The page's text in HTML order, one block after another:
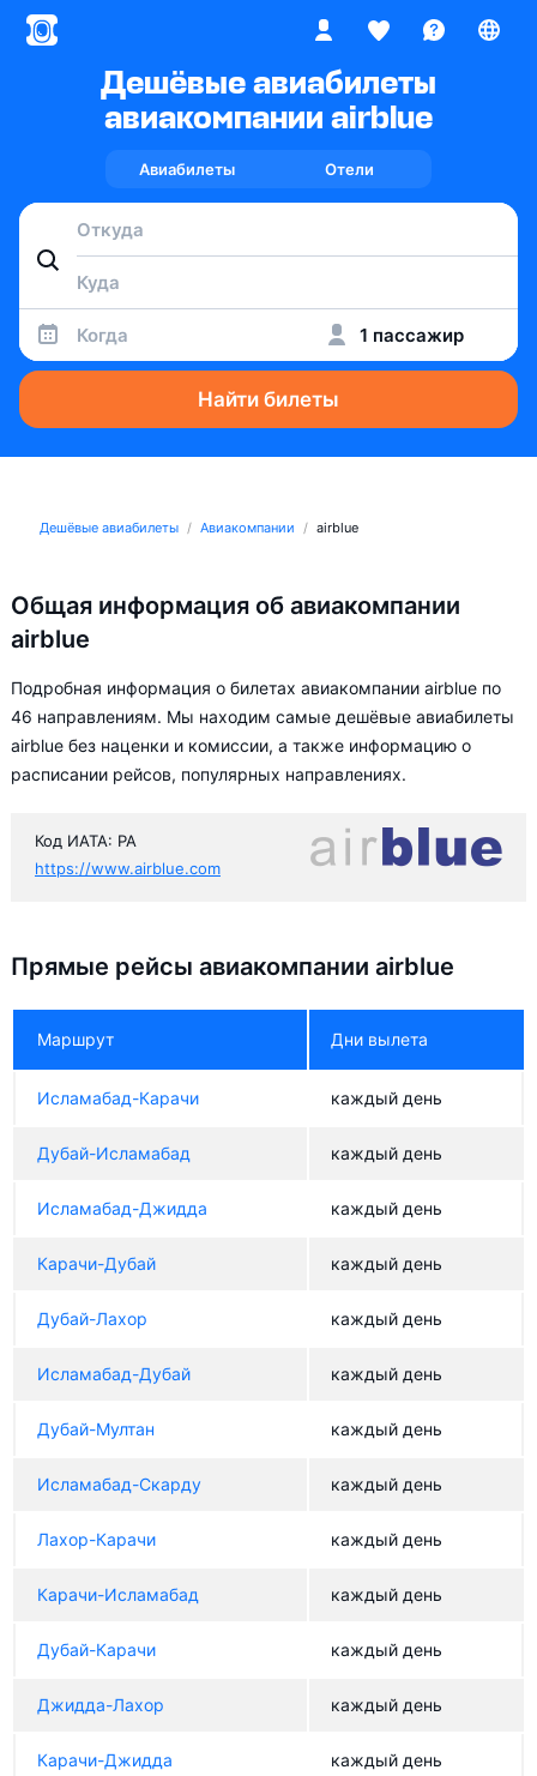
Дешёвые авиабилеты
авиакомпании airblue
Авиабилеты Отели
Когда 1 пассажир
Найти билеты
Дешёвые авиабилеты Авиакомпании airblue
Общая информация об авиакомпании
airblue
Подробная информация о билетах авиакомпании airblue по
46 направлениям. Мы находим самые дешёвые авиабилеты
airblue без наценки и комиссии, а также информацию о
расписании рейсов, популярных направлениях.
Код ИАТА: PA
https://www.airblue.com
Прямые рейсы авиакомпании airblue
Маршрут Дни вылета
Исламабад-Карачи каждый день
Дубай-Исламабад каждый день
Исламабад-Джидда каждый день
Карачи-Дубай каждый день
Дубай-Лахор каждый день
Исламабад-Дубай каждый день
Дубай-Мултан каждый день
Исламабад-Скарду каждый день
Лахор-Карачи каждый день
Карачи-Исламабад каждый день
Дубай-Карачи каждый день
Джидда-Лахор каждый день
Карачи-Джидда каждый день